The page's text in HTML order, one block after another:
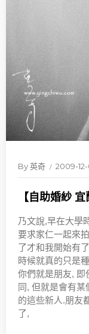
By英奇 2009-12-
【自助婚紗
乃文說,早在大學
要求家仁一起來
了才和我開始有
時候就真的只是
你們就是朋友, 即
同, 但就是會有
的這些新人.朋友
了,